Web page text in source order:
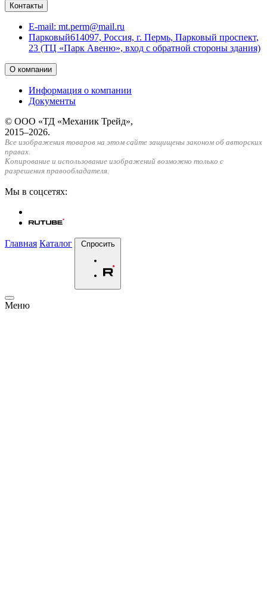
Контакты
E-mail: mt.perm@mail.ru
Парковый614097, Россия, г. Пермь, Парковый проспект,
23 (ТЦ «Парк Авеню», вход с обратной стороны здания)
О компании
Информация о компании
Документы
© ООО «ТД «Механик Трейд»,
2015–2026.
Все изображения товаров на этом сайте защищены законом об авторских
правах.
Копирование и использование изображений возможно только с
разрешения правообладателя.
Мы в соцсетях:
Главная Каталог Спросить
Меню